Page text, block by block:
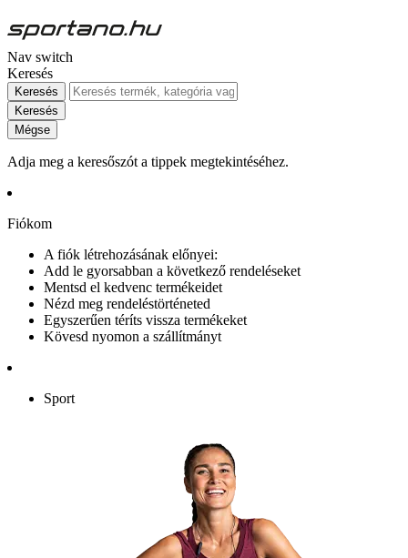
Nav switch
Keresés
Keresés
Keresés
Mégse
Adja meg a keresőszót a tippek megtekintéséhez.
Fiókom
A fiók létrehozásának előnyei:
Add le gyorsabban a következő rendeléseket
Mentsd el kedvenc termékeidet
Nézd meg rendeléstörténeted
Egyszerűen téríts vissza termékeket
Kövesd nyomon a szállítmányt
Sport